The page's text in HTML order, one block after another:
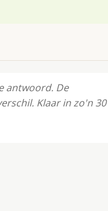
antwoord. De
Klaar in zo'n 30